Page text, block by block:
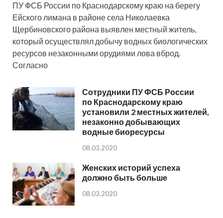
ПУ ФСБ России по Краснодарскому краю на берегу
Ейского лимана в районе села Николаевка
Щербиновского района выявлен местный житель,
который осуществлял добычу водных биологических
ресурсов незаконными орудиями лова вброд.
Согласно
Сотрудники ПУ ФСБ России
по Краснодарскому краю
установили 2 местных жителей,
незаконно добывающих
водные биоресурсы
08.03.2020
Женских историй успеха
должно быть больше
08.03.2020